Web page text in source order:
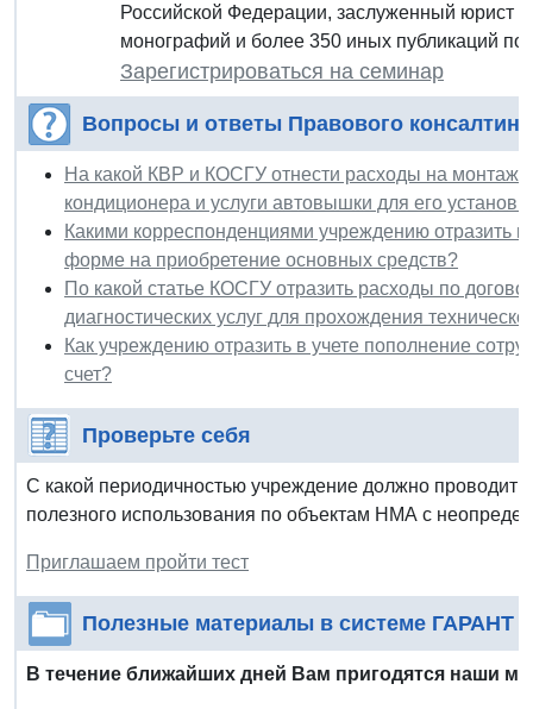
Российской Федерации, заслуженный юрист
монографий и более 350 иных публикаций по
Зарегистрироваться на семинар
Вопросы и ответы Правового
На какой КВР и КОСГУ отнести расходы на монтаж
кондиционера и услуги автовышки для его
Какими корреспонденциями учреждению отразить
форме на приобретение основных средств?
По какой статье КОСГУ отразить расходы по
диагностических услуг для прохождения
Как учреждению отразить в учете пополнение
счет?
Проверьте себя
С какой периодичностью учреждение должно
полезного использования по объектам НМА с
Приглашаем пройти тест
Полезные материалы в системе ГАРАНТ
В течение ближайших дней Вам пригодятся наши